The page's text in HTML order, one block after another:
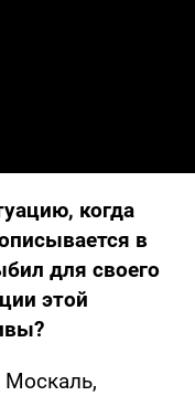
Video
когда
в
для своего
этой
Москаль,